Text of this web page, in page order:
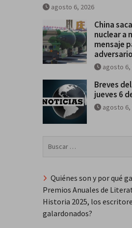
agosto 6, 2026
China
nuclear a
mensaje
agosto 6,
Breves
jueves 6
agosto 6,
Quiénes son y por qué
Premios Anuales de
Historia 2025, los
galardonados?